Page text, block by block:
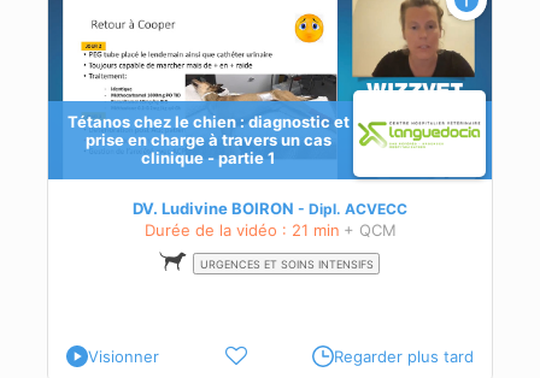
Tétanos chez le chien : diagnostic et
prise en charge à travers un cas
clinique - partie 1
DV. Ludivine BOIRON Dipl. ACVECC
Durée de la vidéo : 21 min + QCM
URGENCES ET SOINS INTENSIFS
Visionner Regarder plus tard